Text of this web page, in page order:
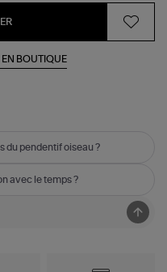
BOUTIQUE
du pendentif oiseau ?
avec le temps ?